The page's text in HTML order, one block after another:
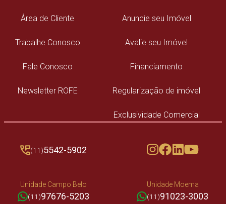
Área de Cliente
Trabalhe Conosco
Fale Conosco
Newsletter ROFE
Anuncie seu Imóvel
Avalie seu Imóvel
Financiamento
Regularização de imóvel
Exclusividade Comercial
(11)5542-5902
Unidade Campo Belo
(11)97676-5203
Unidade Moema
(11)91023-3003